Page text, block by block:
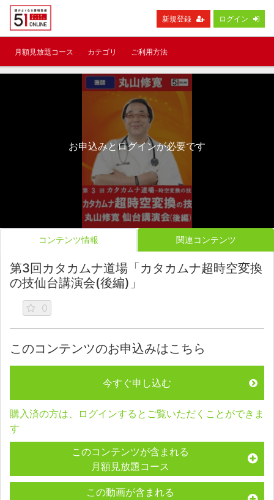
新規登録 ログイン
月額見放題コース カテゴリ ご利用方法
お申込みとログインが必要です
コンテンツ情報 関連コンテンツ
第3回カタカムナ道場「カタカムナ超時空変換
の技仙台講演会(後編)」
0
このコンテンツのお申込みはこちら
今すぐ申し込む
購入済の方は、ログインするとご覧いただくことができま
す
このコンテンツが含まれる
月額見放題コース
この動画が含まれる